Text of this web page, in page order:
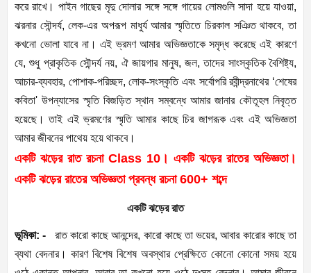
করে রাখে। পাইন গাছের মৃদু দোলার সঙ্গে সঙ্গে গায়ের লোমগুলি সাদা হয়ে যাওয়া,
ঝরনার সৌন্দর্য, লেক-এর অপরূপ মাধুর্য আমার স্মৃতিতে চিরকাল সঞিত থাকবে, তা
কখনো ভোলা যাবে না। এই ভ্রমণ আমার অভিজ্ঞতাকে সমৃদ্ধ করেছে এই কারণে
যে, শুধু প্রাকৃতিক সৌন্দর্য নয়, ঐ জায়গার মানুষ, জল, তাদের সাংস্কৃতিক বৈশিষ্ট্য,
আচার-ব্যবহার, পোশাক-পরিচ্ছদ, লোক-সংস্কৃতি এবং সর্বোপরি রবীন্দ্রনাথের ‘শেষের
কবিতা' উপন্যাসের স্মৃতি বিজড়িত স্থান সম্বন্ধে আমার জানার কৌতূহল নিবৃত্ত
হয়েছে। তাই এই ভ্রমণের স্মৃতি আমার কাছে চির জাগরূক এবং এই অভিজ্ঞতা
আমার জীবনের পাথেয় হয়ে থাকবে।
একটি ঝড়ের রাত রচনা Class 10। একটি ঝড়ের রাতের অভিজ্ঞতা।
একটি ঝড়ের রাতের অভিজ্ঞতা প্রবন্ধ রচনা 600+ শব্দে
একটি ঝড়ের রাত
ভূমিকা: -
রাত কারো কাছে আনন্দের, কারো কাছে তা ভয়ের, আবার কারোর কাছে তা
ব্যথা বেদনার। কারণ বিশেষ বিশেষ অবস্থার প্রেক্ষিতে কোনো কোনো সময় হয়ে